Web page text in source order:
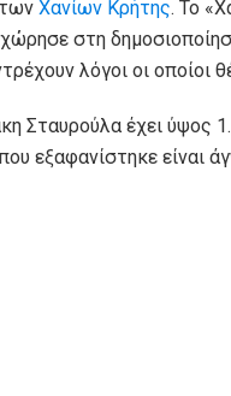
Χανίων Κρήτης. Το
στη
λόγοι οι οποίοι
Σταυρούλα έχει ύψος
εξαφανίστηκε είναι